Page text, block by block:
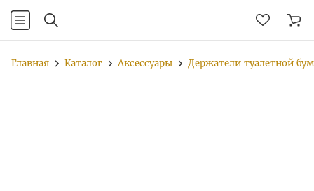
Главная Каталог Аксессуары Держатели туалетной